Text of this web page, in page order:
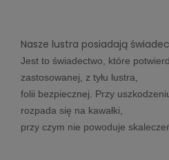
Nasze lustra posiadają
Jest to świadectwo, które
zastosowanej, z tyłu lustra,
folii bezpiecznej. Przy
rozpada się na kawałki,
przy czym nie powoduje